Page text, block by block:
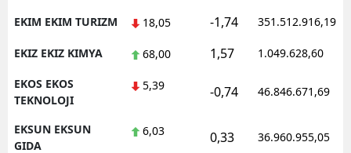
EKIM EKIM TURIZM 18,05 -1,74 351.512.916,19
EKIZ EKIZ KIMYA 68,00 1,57 1.049.628,60
EKOS EKOS
TEKNOLOJI
5,39 -0,74 46.846.671,69
EKSUN EKSUN
GIDA
6,03 0,33 36.960.955,05